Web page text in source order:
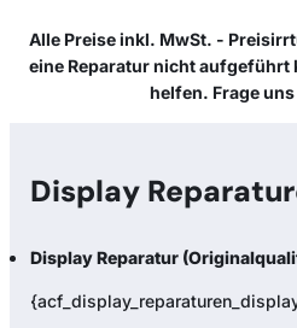
Alle Preise inkl. MwSt. -
eine Reparatur nicht aufgeführt
helfen. Frage
Display
Display Reparatur